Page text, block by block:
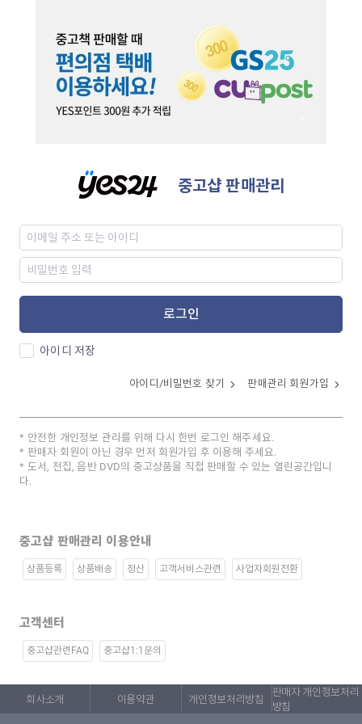
중고샵 판매관리
로그인
아이디 저장
아이디/비밀번호 찾기 판매관리 회원가입
안전한 개인정보 관리를 위해 다시 한번 로그인 해주세요.
판매자 회원이 아닌 경우 먼저 회원가입 후 이용해 주세요.
도서, 전집, 음반 DVD의 중고상품을 직접 판매할 수 있는 열린공간입니
다.
중고샵 판매관리 이용안내
상품등록 상품배송 정산 고객서비스관련 사업자회원전환
고객센터
중고샵관련FAQ 중고샵1:1문의
회사소개 이용약관 개인정보처리방침
판매자 개인정보처리
방침